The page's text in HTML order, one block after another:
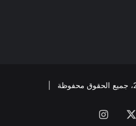
انستقرام